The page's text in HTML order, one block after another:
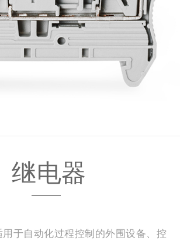
继电器
于自动化过程控制的外围设备、控